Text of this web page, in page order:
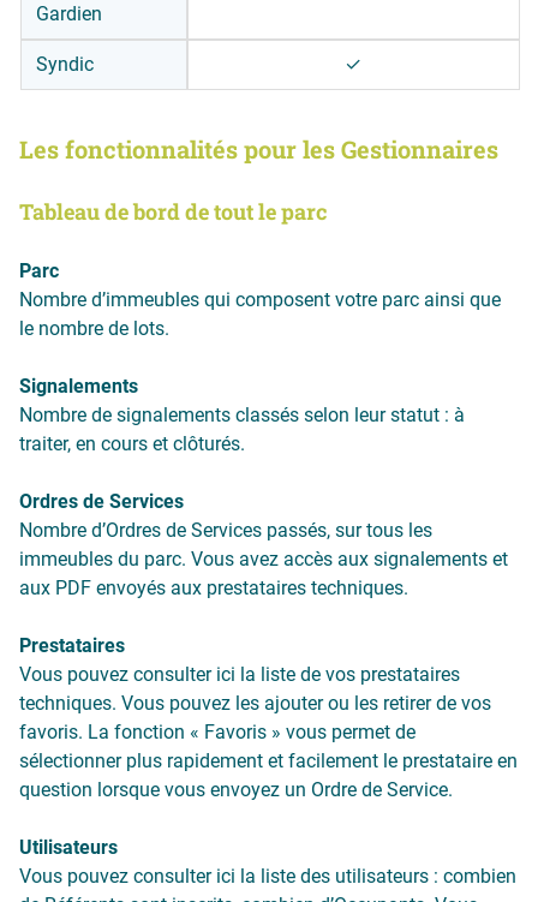
Gardien
Syndic ✓
Les fonctionnalités pour les Gestionnaires
Tableau de bord de tout le parc
Parc
Nombre d’immeubles qui composent votre parc ainsi que
le nombre de lots.
Signalements
Nombre de signalements classés selon leur statut : à
traiter, en cours et clôturés.
Ordres de Services
Nombre d’Ordres de Services passés, sur tous les
immeubles du parc. Vous avez accès aux signalements et
aux PDF envoyés aux prestataires techniques.
Prestataires
Vous pouvez consulter ici la liste de vos prestataires
techniques. Vous pouvez les ajouter ou les retirer de vos
favoris. La fonction « Favoris » vous permet de
sélectionner plus rapidement et facilement le prestataire en
question lorsque vous envoyez un Ordre de Service.
Utilisateurs
Vous pouvez consulter ici la liste des utilisateurs : combien